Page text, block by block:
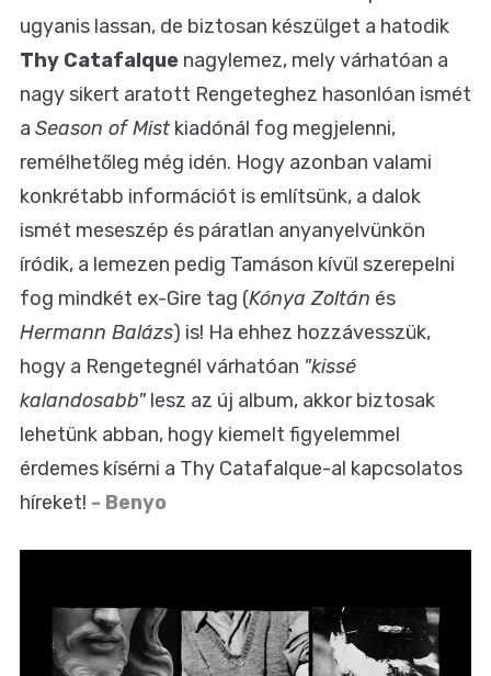
ugyanis lassan, de biztosan készülget a hatodik
Thy Catafalque nagylemez, mely várhatóan a
nagy sikert aratott Rengeteghez hasonlóan ismét
a Season of Mist kiadónál fog megjelenni,
remélhetőleg még idén. Hogy azonban valami
konkrétabb információt is említsünk, a dalok
ismét meseszép és páratlan anyanyelvünkön
íródik, a lemezen pedig Tamáson kívül szerepelni
fog mindkét ex-Gire tag (Kónya Zoltán és
Hermann Balázs) is! Ha ehhez hozzávesszük,
hogy a Rengetegnél várhatóan "kissé
kalandosabb" lesz az új album, akkor biztosak
lehetünk abban, hogy kiemelt figyelemmel
érdemes kísérni a Thy Catafalque-al kapcsolatos
híreket! - Benyo